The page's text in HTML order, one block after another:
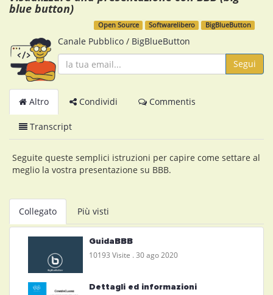
blue button)
BigBlueButton
Softwarelibero
Open Source
Canale Pubblico / BigBlueButton
Segui
Altro Condividi Commentis
Transcript
Seguite queste semplici istruzioni per capire come settare al
meglio la vostra presentazione su BBB.
Collegato Più visti
GuidaBBB
10193 Visite . 30 ago 2020
Dettagli ed informazioni